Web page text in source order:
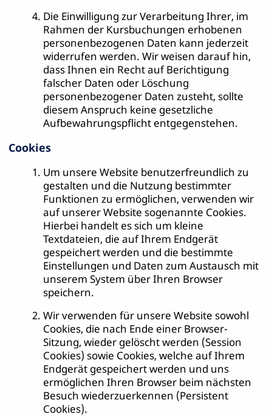
Die Einwilligung zur Verarbeitung Ihrer, im
Rahmen der Kursbuchungen erhobenen
personenbezogenen Daten kann jederzeit
widerrufen werden. Wir weisen darauf hin,
dass Ihnen ein Recht auf Berichtigung
falscher Daten oder Löschung
personenbezogener Daten zusteht, sollte
diesem Anspruch keine gesetzliche
Aufbewahrungspflicht entgegenstehen.
Cookies
Um unsere Website benutzerfreundlich zu
gestalten und die Nutzung bestimmter
Funktionen zu ermöglichen, verwenden wir
auf unserer Website sogenannte Cookies.
Hierbei handelt es sich um kleine
Textdateien, die auf Ihrem Endgerät
gespeichert werden und die bestimmte
Einstellungen und Daten zum Austausch mit
unserem System über Ihren Browser
speichern.
Wir verwenden für unsere Website sowohl
Cookies, die nach Ende einer Browser-
Sitzung, wieder gelöscht werden (Session
Cookies) sowie Cookies, welche auf Ihrem
Endgerät gespeichert werden und uns
ermöglichen Ihren Browser beim nächsten
Besuch wiederzuerkennen (Persistent
Cookies).